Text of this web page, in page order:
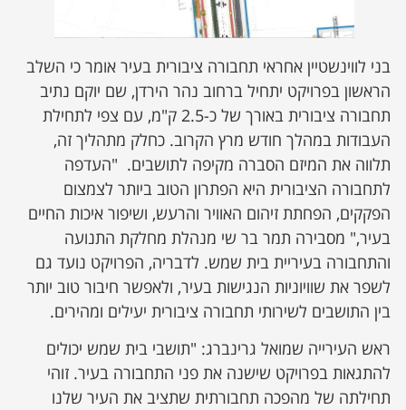
בני לווינשטיין אחראי תחבורה ציבורית בעיר אומר כי השלב
הראשון בפרויקט יתחיל ברחוב נהר הירדן, שם יוקם נתיב
תחבורה ציבורית באורך של כ-2.5 ק"מ, עם צפי לתחילת
העבודות במהלך חודש מרץ הקרוב. כחלק מתהליך זה,
תלווה את המיזם הסברה מקיפה לתושבים. "העדפה
לתחבורה הציבורית היא הפתרון הטוב ביותר לצמצום
הפקקים, הפחתת זיהום האוויר והרעש, ושיפור איכות החיים
בעיר," מסבירה תמר בר שי מנהלת מחלקת התנועה
והתחבורה בעיריית בית שמש. לדבריה, הפרויקט נועד גם
לשפר את שוויוניות הנגישות בעיר, ולאפשר חיבור טוב יותר
בין התושבים לשירותי תחבורה ציבורית יעילים ומהירים.
ראש העירייה שמואל גרינברג: "תושבי בית שמש יכולים
להתגאות בפרויקט שישנה את פני התחבורה בעיר. זוהי
תחילתה של מהפכה תחבורתית שתציב את העיר שלנו